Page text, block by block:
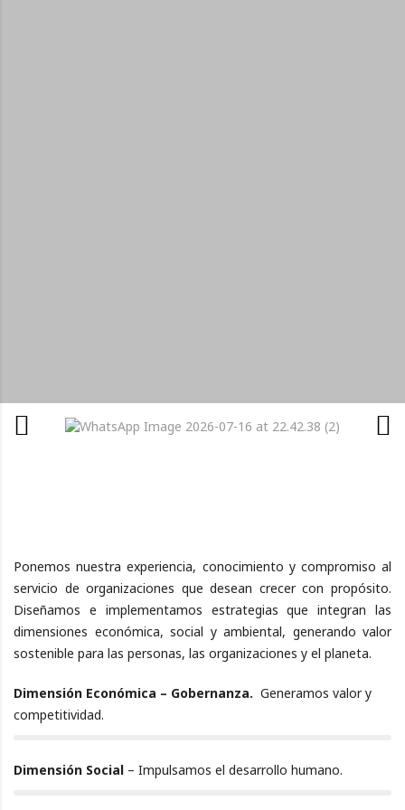
Ponemos nuestra experiencia, conocimiento y compromiso al
servicio de organizaciones que desean crecer con propósito.
Diseñamos e implementamos estrategias que integran las
dimensiones económica, social y ambiental, generando valor
sostenible para las personas, las organizaciones y el planeta.
Dimensión Económica – Gobernanza. Generamos valor y
competitividad.
LLLLHFGHFGH
Dimensión Social – Impulsamos el desarrollo humano.